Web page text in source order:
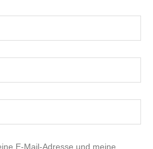
E-Mail-Adresse und meine